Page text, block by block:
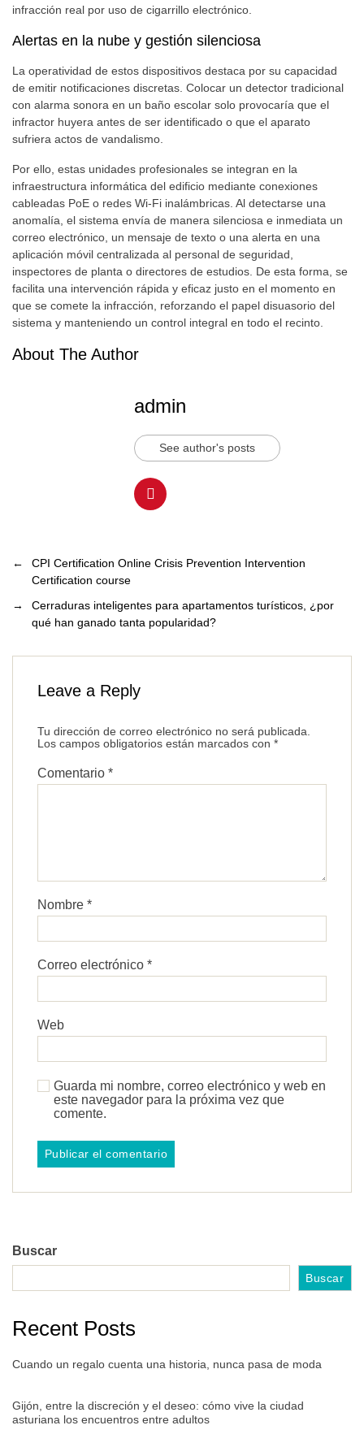
infracción real por uso de cigarrillo electrónico.
Alertas en la nube y gestión silenciosa
La operatividad de estos dispositivos destaca por su capacidad
de emitir notificaciones discretas. Colocar un detector tradicional
con alarma sonora en un baño escolar solo provocaría que el
infractor huyera antes de ser identificado o que el aparato
sufriera actos de vandalismo.
Por ello, estas unidades profesionales se integran en la
infraestructura informática del edificio mediante conexiones
cableadas PoE o redes Wi-Fi inalámbricas. Al detectarse una
anomalía, el sistema envía de manera silenciosa e inmediata un
correo electrónico, un mensaje de texto o una alerta en una
aplicación móvil centralizada al personal de seguridad,
inspectores de planta o directores de estudios. De esta forma, se
facilita una intervención rápida y eficaz justo en el momento en
que se comete la infracción, reforzando el papel disuasorio del
sistema y manteniendo un control integral en todo el recinto.
About The Author
admin
See author's posts
←
CPI Certification Online Crisis Prevention Intervention
Certification course
→
Cerraduras inteligentes para apartamentos turísticos, ¿por
qué han ganado tanta popularidad?
Leave a Reply
Tu dirección de correo electrónico no será publicada.
Los campos obligatorios están marcados con *
Comentario *
Nombre *
Correo electrónico *
Web
Guarda mi nombre, correo electrónico y web en
este navegador para la próxima vez que
comente.
Buscar
Buscar
Recent Posts
Cuando un regalo cuenta una historia, nunca pasa de moda
Gijón, entre la discreción y el deseo: cómo vive la ciudad
asturiana los encuentros entre adultos